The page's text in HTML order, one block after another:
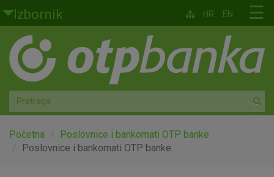
Skoči na glavni sadržaj
Izbornik
Građani
Privatno bankarstvo
Agro
Mala poduzeća i obrtnici
☰
HR EN
Početna
Poslovnice i bankomati OTP banke
Poslovnice i bankomati OTP banke